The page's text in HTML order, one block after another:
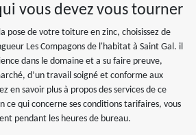
vous devez vous tourner
pose de votre toiture en zinc, choisissez de
Les Compagons de l'habitat à Saint Gal. il
dans le domaine et a su faire preuve,
d’un travail soigné et conforme aux
en savoir plus à propos des services de ce
qui concerne ses conditions tarifaires, vous
pendant les heures de bureau.